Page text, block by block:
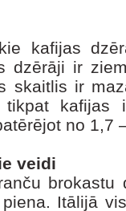
kafijas
dzērāji ir
skaitlis ir
kafijas
no 1,7
veidi
Itālijā